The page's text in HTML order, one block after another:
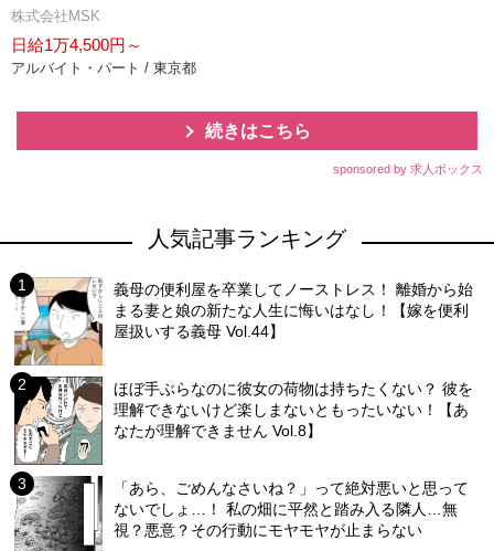
株式会社MSK
日給1万4,500円～
アルバイト・パート / 東京都
続きはこちら
sponsored by 求人ボックス
人気記事ランキング
義母の便利屋を卒業してノーストレス！ 離婚から始
まる妻と娘の新たな人生に悔いはなし！【嫁を便利
屋扱いする義母 Vol.44】
ほぼ手ぶらなのに彼女の荷物は持ちたくない？ 彼を
理解できないけど楽しまないともったいない！【あ
なたが理解できません Vol.8】
「あら、ごめんなさいね？」って絶対悪いと思って
ないでしょ…！ 私の畑に平然と踏み入る隣人…無
視？悪意？その行動にモヤモヤが止まらない